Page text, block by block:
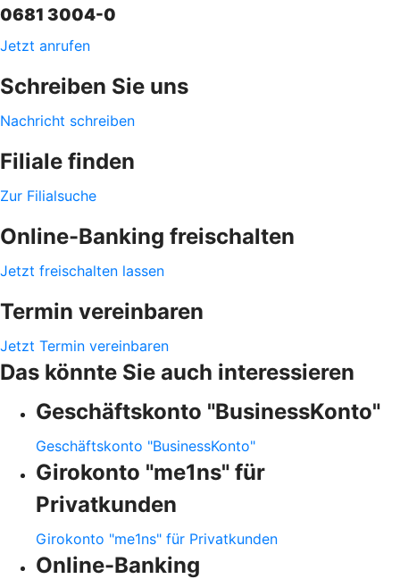
0681 3004-0
Jetzt anrufen
Schreiben Sie uns
Nachricht schreiben
Filiale finden
Zur Filialsuche
Online-Banking freischalten
Jetzt freischalten lassen
Termin vereinbaren
Jetzt Termin vereinbaren
Das könnte Sie auch interessieren
Geschäftskonto "BusinessKonto"
Geschäftskonto "BusinessKonto"
Girokonto "me1ns" für
Privatkunden
Girokonto "me1ns" für Privatkunden
Online-Banking